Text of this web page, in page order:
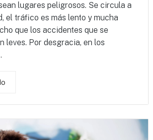
lugares peligrosos. Se circula a
el tráfico es más lento y mucha
que los accidentes que se
leves. Por desgracia, en los